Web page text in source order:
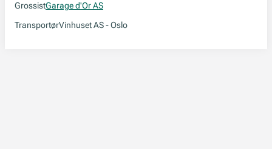
GrossistGarage d'Or AS
TransportørVinhuset AS - Oslo